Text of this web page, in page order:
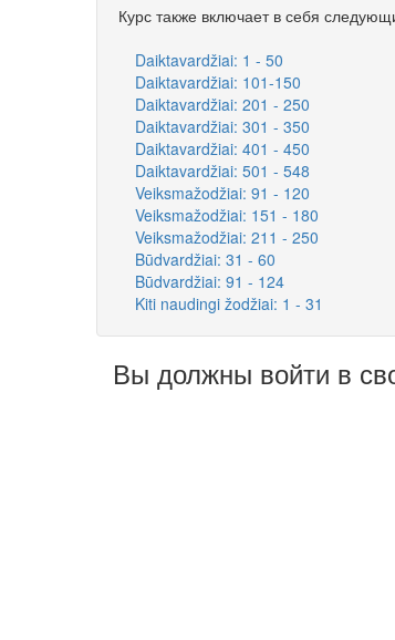
Курс также включает в себя
Daiktavardžiai: 1 - 50
Daiktavardžiai: 101-150
Daiktavardžiai: 201 - 250
Daiktavardžiai: 301 - 350
Daiktavardžiai: 401 - 450
Daiktavardžiai: 501 - 548
Veiksmažodžiai: 91 - 120
Veiksmažodžiai: 151 - 180
Veiksmažodžiai: 211 - 250
Būdvardžiai: 31 - 60
Būdvardžiai: 91 - 124
Kiti naudingi žodžiai: 1 - 31
Вы должны войти в